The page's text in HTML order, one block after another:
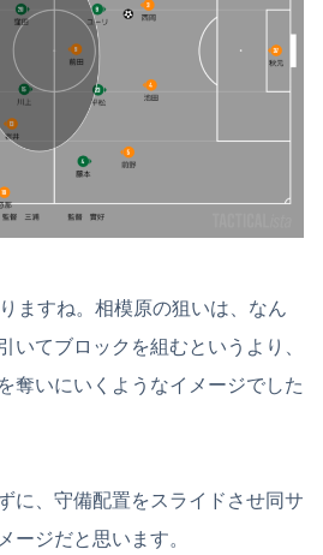
ますね。相模原の狙いは、なん
いてブロックを組むというより、
奪いにいくようなイメージでした
に、守備配置をスライドさせ同サ
ージだと思います。